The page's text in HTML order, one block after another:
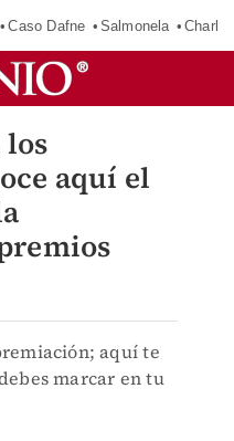
Caso Dafne Salmonela
los
aquí el
aquí te
marcar en tu